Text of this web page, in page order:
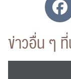
ข่าวอื่น ๆ